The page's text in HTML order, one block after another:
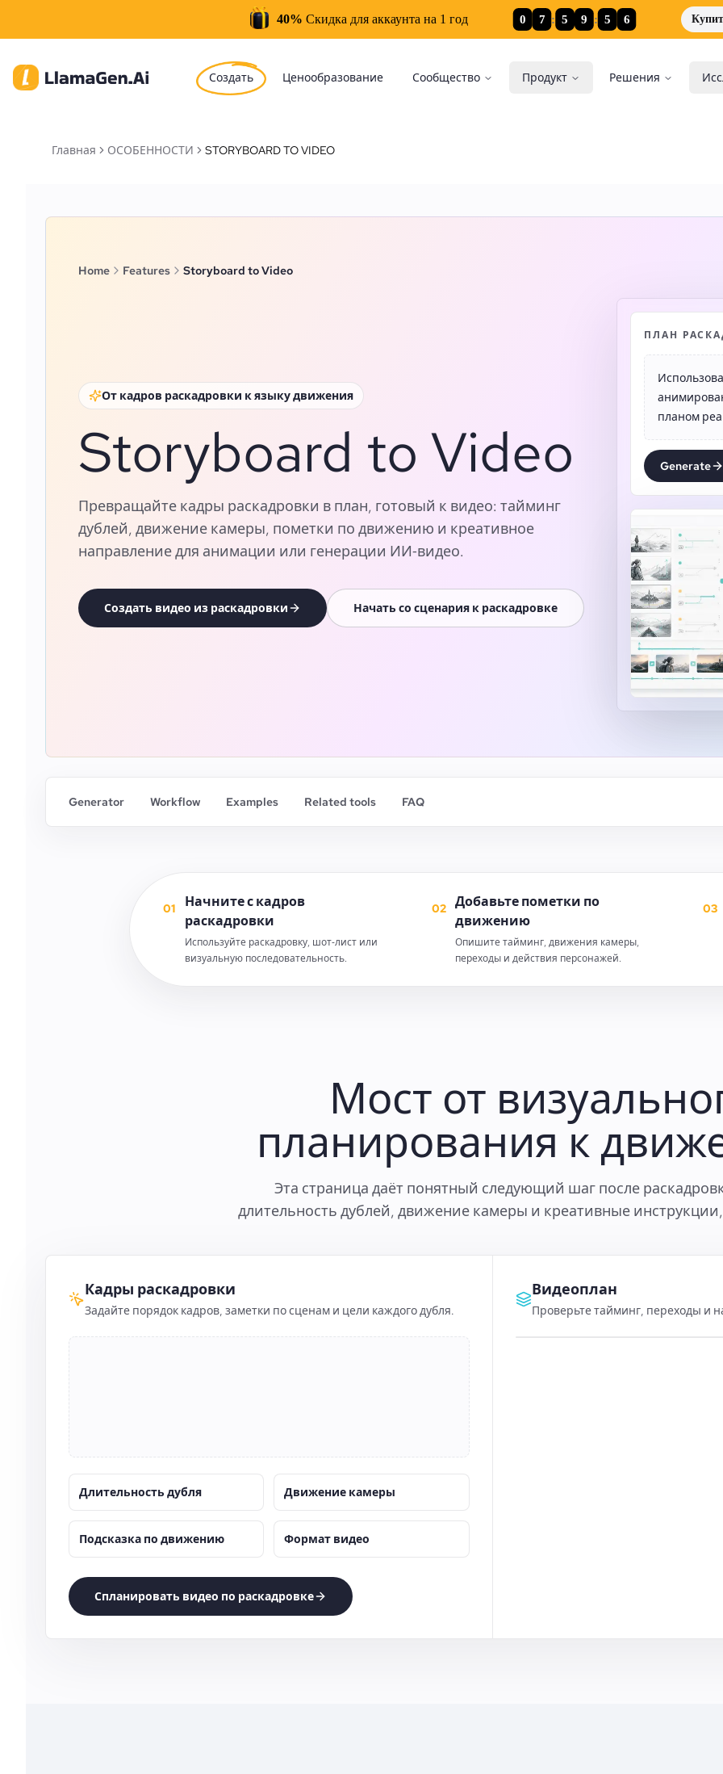
40% Скидка для аккаунта на 1 год 0 7 : 5 9 : 5 5
Создать Ценообразование Сообщество Продукт Решения
Главная ОСОБЕННОСТИ STORYBOARD TO VIDEO
Home Features Storyboard to Video
От кадров раскадровки к языку движения
Storyboard to Video
Превращайте кадры раскадровки в план, готовый к видео: тайминг
дублей, движение камеры, пометки по движению и креативное
направление для анимации или генерации ИИ‑видео.
Создать видео из раскадровки Начать со сценария к раскадровке
ПЛАН
планом
Generate
Generator Workflow Examples Related tools FAQ
01
Начните с кадров
раскадровки
Используйте раскадровку, шот‑лист или
визуальную последовательность.
02
Добавьте пометки по
движению
Опишите тайминг, движения камеры,
переходы и действия персонажей.
03
Мост от
планирования к
Эта страница даёт понятный следующий шаг после
длительность дублей, движение камеры и креативные
Кадры раскадровки
Задайте порядок кадров, заметки по сценам и цели каждого дубля.
Длительность дубля Движение камеры
Подсказка по движению Формат видео
Спланировать видео по раскадровке
Видеоплан
Проверьте тайминг, переходы и